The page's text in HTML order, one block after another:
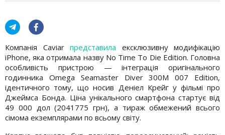
Компанія Caviar представила ексклюзивну модифікацію
iPhone, яка отримала назву No Time To Die Edition. Головна
особливість пристрою — інтеграція оригінального
годинника Omega Seamaster Diver 300M 007 Edition,
ідентичного тому, що носив Деніел Крейг у фільмі про
Джеймса Бонда. Ціна унікального смартфона стартує від
49 000 дол (2041775 грн), а тираж обмежений всього
сімома екземплярами по всьому світу.